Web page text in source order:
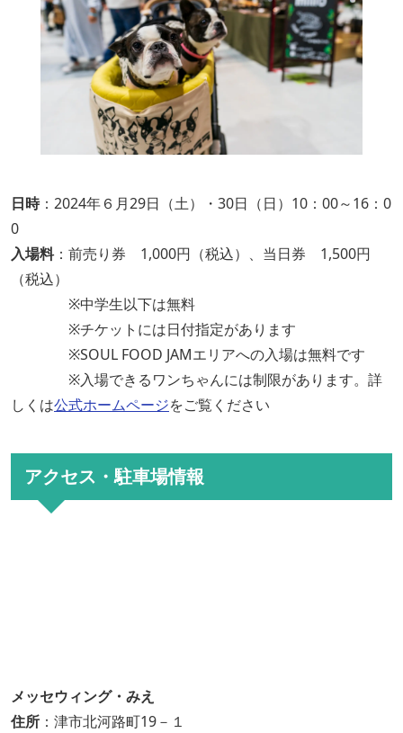
日時：2024年６月29日（土）・30日（日）10：00～16：0
0
入場料：前売り券 1,000円（税込）、当日券 1,500円
（税込）
※中学生以下は無料
※チケットには日付指定があります
※SOUL FOOD JAMエリアへの入場は無料です
※入場できるワンちゃんには制限があります。詳
しくは公式ホームページをご覧ください
アクセス・駐車場情報
メッセウィング・みえ
住所 ：津市北河路町19－１